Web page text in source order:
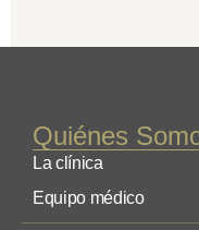
Quiénes
La clínica
Equipo médico